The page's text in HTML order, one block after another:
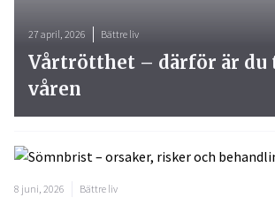
8 juni, 2026 Bättre liv
27 april, 2026 Bättre liv
Vårtrötthet – därför är du
våren